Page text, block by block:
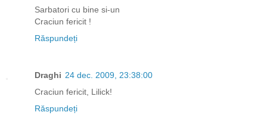
Sarbatori cu bine si-un
Craciun fericit !
Răspundeți
Draghi 24 dec. 2009, 23:38:00
Craciun fericit, Lilick!
Răspundeți